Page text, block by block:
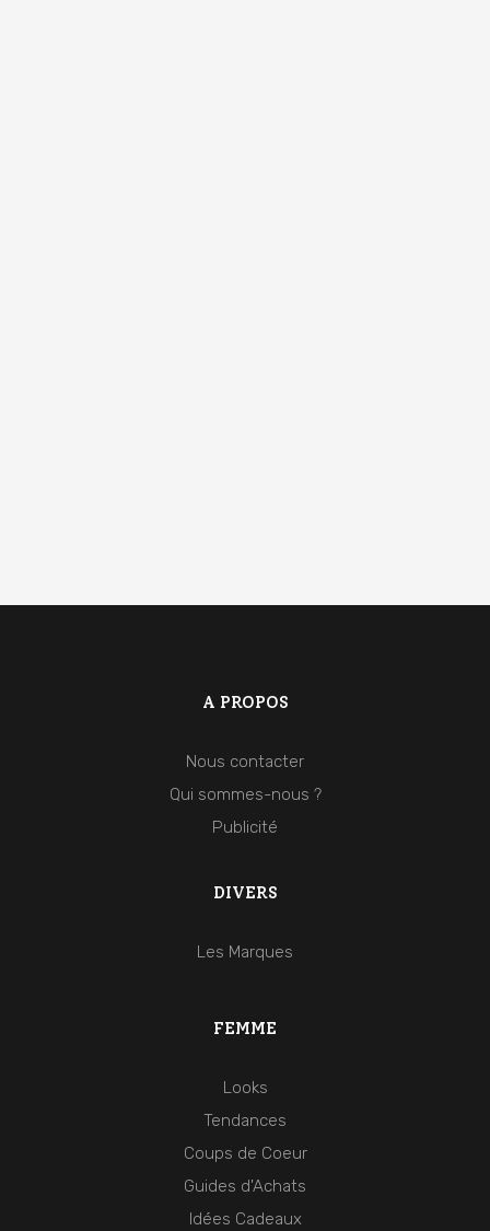
FEMME
Looks
Tendances
Coups de Coeur
Guides d'Achats
Idées Cadeaux
A PROPOS
Nous contacter
Qui sommes-nous ?
Publicité
DIVERS
Les Marques